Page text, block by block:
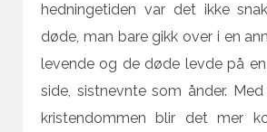
hedningetiden var det ikke
døde, man bare gikk over i en
levende og de døde levde på
side, sistnevnte som ånder.
kristendommen blir det mer